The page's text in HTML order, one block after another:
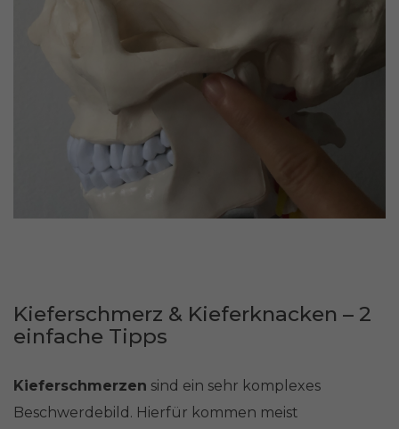
Kieferschmerz & Kieferknacken – 2
einfache Tipps
Kieferschmerzen sind ein sehr komplexes
Beschwerdebild. Hierfür kommen meist